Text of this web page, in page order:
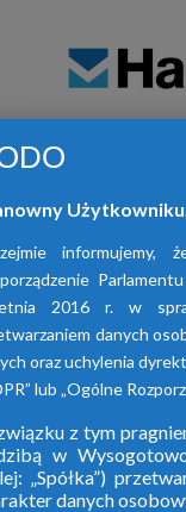
Seria EDD
szeregiem
informujemy,
2016 r. w
danych
oraz uchylenia
lub „Ogólne
z tym
w
„Spółka”)
danych